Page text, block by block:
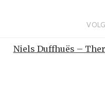
Niels Duffhuës –